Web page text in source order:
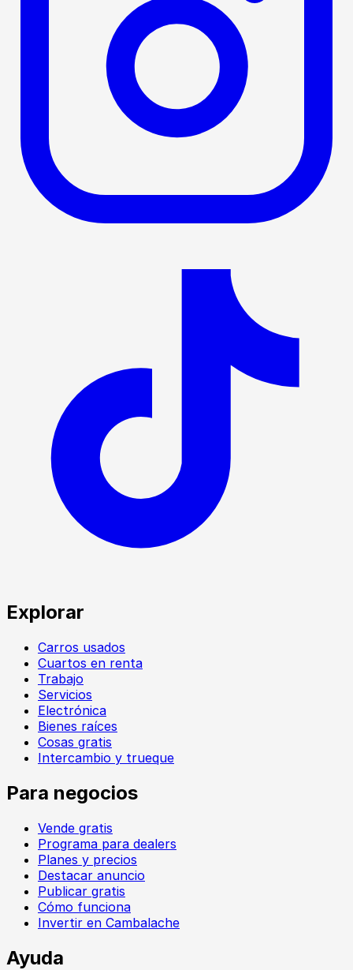
Explorar
Carros usados
Cuartos en renta
Trabajo
Servicios
Electrónica
Bienes raíces
Cosas gratis
Intercambio y trueque
Para negocios
Vende gratis
Programa para dealers
Planes y precios
Destacar anuncio
Publicar gratis
Cómo funciona
Invertir en Cambalache
Ayuda